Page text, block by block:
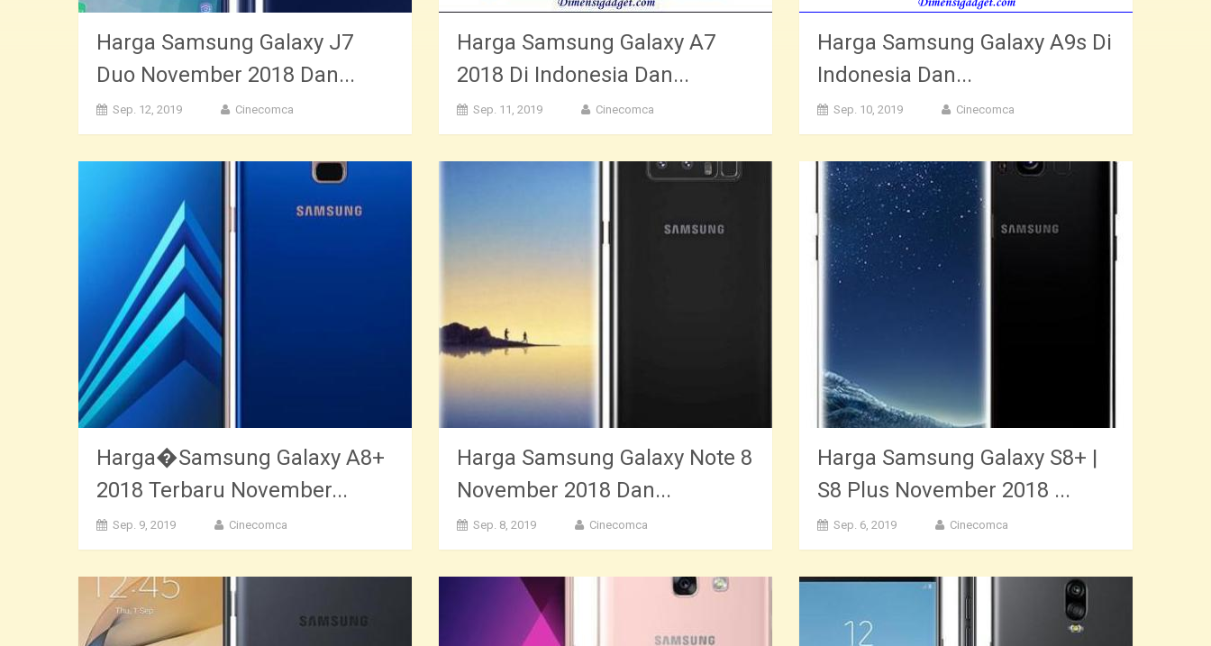
Harga Samsung Galaxy J7
Duo November 2018 Dan...
Sep. 12, 2019 Cinecomca
Harga Samsung Galaxy A7
2018 Di Indonesia Dan...
Sep. 11, 2019 Cinecomca
Harga Samsung Galaxy A9s Di
Indonesia Dan...
Sep. 10, 2019 Cinecomca
Harga�Samsung Galaxy A8+
2018 Terbaru November...
Sep. 9, 2019 Cinecomca
Harga Samsung Galaxy Note 8
November 2018 Dan...
Sep. 8, 2019 Cinecomca
Harga Samsung Galaxy S8+ |
S8 Plus November 2018 ...
Sep. 6, 2019 Cinecomca